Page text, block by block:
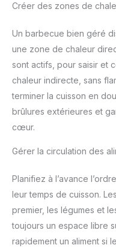
Créer des zones de
Un barbecue bien géré
une zone de chaleur
sont actifs, pour saisir et
chaleur indirecte, sans
terminer la cuisson en
brûlures extérieures et
cœur.
Gérer la circulation des
Planifiez à l’avance
leur temps de cuisson.
premier, les légumes et
toujours un espace libre
rapidement un aliment si